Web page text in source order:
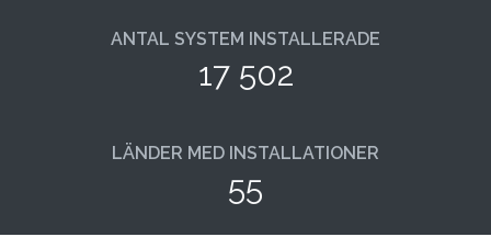
ANTAL SYSTEM INSTALLERADE
17 502
LÄNDER MED INSTALLATIONER
55